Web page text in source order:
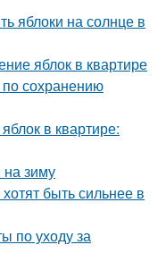
яблоки на солнце в
яблок в квартире
сохранению
в квартире:
на зиму
быть сильнее в
по уходу за